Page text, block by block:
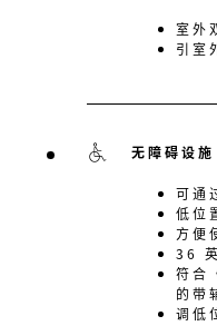
室外
引室
无障碍设施
可通
低位
方便
36
符合
的带
调低